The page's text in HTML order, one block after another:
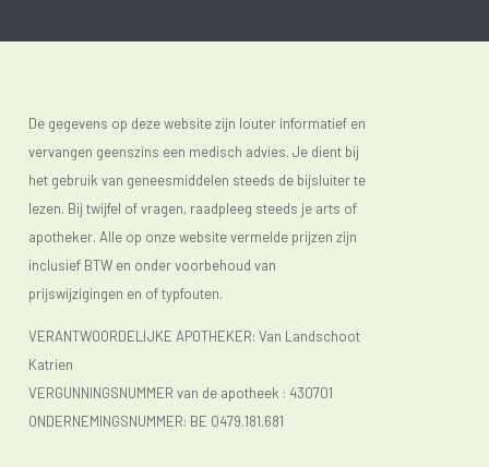
De gegevens op deze website zijn louter informatief en
vervangen geenszins een medisch advies. Je dient bij
het gebruik van geneesmiddelen steeds de bijsluiter te
lezen. Bij twijfel of vragen, raadpleeg steeds je arts of
apotheker. Alle op onze website vermelde prijzen zijn
inclusief BTW en onder voorbehoud van
prijswijzigingen en of typfouten.
VERANTWOORDELIJKE APOTHEKER: Van Landschoot
Katrien
VERGUNNINGSNUMMER van de apotheek : 430701
ONDERNEMINGSNUMMER: BE 0479.181.681